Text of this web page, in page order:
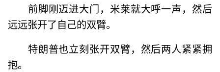
前脚刚迈进大门，米莱就大呼一声，然后
远远张开了自己的双臂。
特朗普也立刻张开双臂，然后两人紧紧拥
抱。